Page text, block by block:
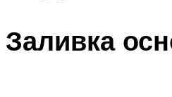
Заливка